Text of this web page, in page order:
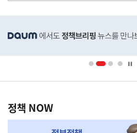
다
음
기
단
영
책
NOW,
정책 NOW